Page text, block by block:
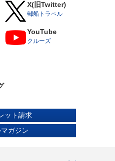
いただけません。
同行（同室）が条件となりま
学児）のお子様は、お申し込み
の提出が必要となります。
独でもご乗船いただけますが、
意書の提出が必要です。
る場合はお申し込み時にお申し
承諾書を提出いただく場合があ
および承諾書を提出いただきま
になっている方や心身に障がい
助犬（盲導犬、聴導犬、介助
込み時にお申し出ください。ま
ついては、船内および港での乗
確保の観点から、いくつかの制
ましては、お申し込み前に飛鳥
X(旧Twitter)
郵船トラベル
YouTube
クルーズ
ット請求
マガジン